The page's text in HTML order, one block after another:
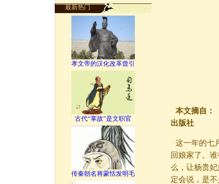
最新热门
孝文帝的汉化改革曾引
古代“掌故”是文职官
传秦朝名将蒙恬发明毛
本文摘自：
出版社
这一年的七
回娘家了。
么，让杨贵
定会说，是